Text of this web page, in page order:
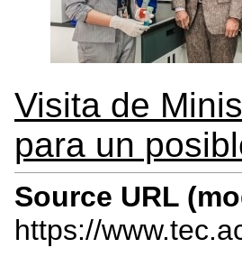
Visita de
para un
Source URL
https://